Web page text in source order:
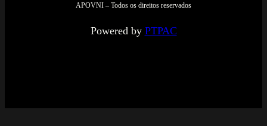
APOVNI – Todos os direitos reservados
Powered by PTPAC